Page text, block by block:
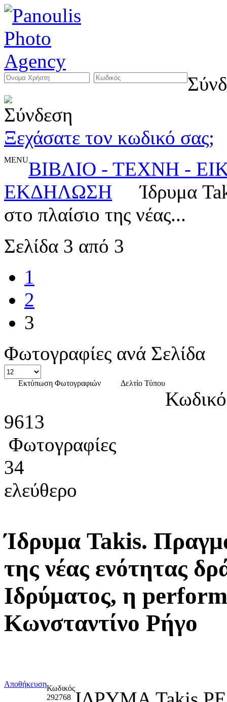
Ξεχάσατε τον κωδικό σας;
MENUΒΙΒΛΙΟ - ΤΕΧΝΗ -
ΕΚΔΗΛΩΣΗ
Ίδρυμα
στο πλαίσιο της νέας...
Σελίδα 3 από 3
1
2
3
Φωτογραφίες ανά Σελίδα
Εκτύπωση Φωτογραφιών Δελτίο Τύπου
9613
Φωτογραφίες
34
ελεύθερο
Ίδρυμα Takis.
της νέας ενότητας
Ιδρύματος, η
Κωνσταντίνο Ρήγο
ΑποθήκευσηΚωδικός
292768